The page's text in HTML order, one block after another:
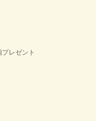
レゼント